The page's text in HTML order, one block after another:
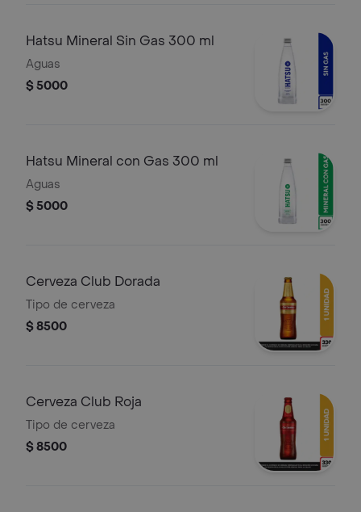
Hatsu Mineral Sin Gas 300 ml
Aguas
$ 5000
Hatsu Mineral con Gas 300 ml
Aguas
$ 5000
Cerveza Club Dorada
Tipo de cerveza
$ 8500
Cerveza Club Roja
Tipo de cerveza
$ 8500